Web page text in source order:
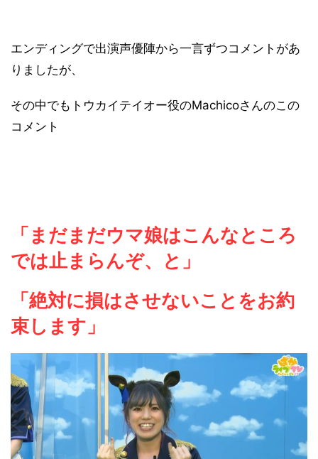
エンディングで出演声優陣から一言ずつコメントがあ
りましたが、
その中でもトウカイテイオー役のMachicoさんのこの
コメント
「まだまだウマ娘はこんなところ
では止まらんぞ、と」
「絶対に損はさせないことをお約
束します」